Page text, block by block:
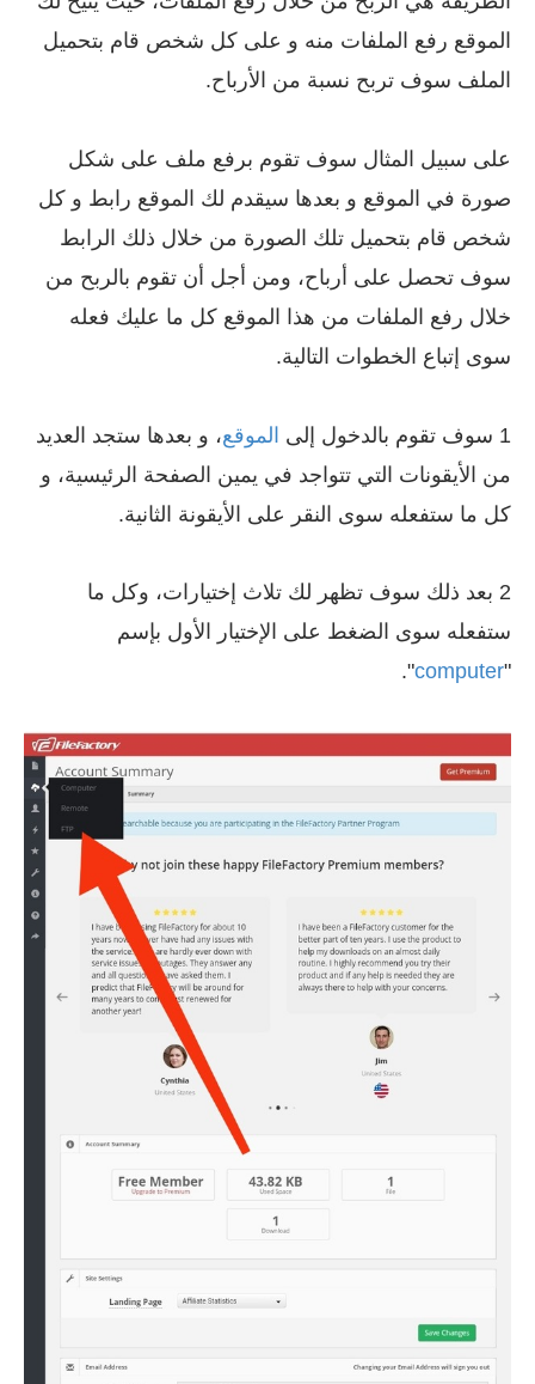
الموقع رفع الملفات منه و على كل شخص قام بتحميل
الملف سوف تربح نسبة من الأرباح.
على سبيل المثال سوف تقوم برفع ملف على شكل
صورة في الموقع و بعدها سيقدم لك الموقع رابط و كل
شخص قام بتحميل تلك الصورة من خلال ذلك الرابط
سوف تحصل على أرباح، ومن أجل أن تقوم بالربح من
خلال رفع الملفات من هذا الموقع كل ما عليك فعله
سوى إتباع الخطوات التالية.
1 سوف تقوم بالدخول إلى الموقع، و بعدها ستجد العديد
من الأيقونات التي تتواجد في يمين الصفحة الرئيسية، و
كل ما ستفعله سوى النقر على الأيقونة الثانية.
2 بعد ذلك سوف تظهر لك تلاث إختيارات، وكل ما
ستفعله سوى الضغط على الإختيار الأول بإسم
"
computer
".